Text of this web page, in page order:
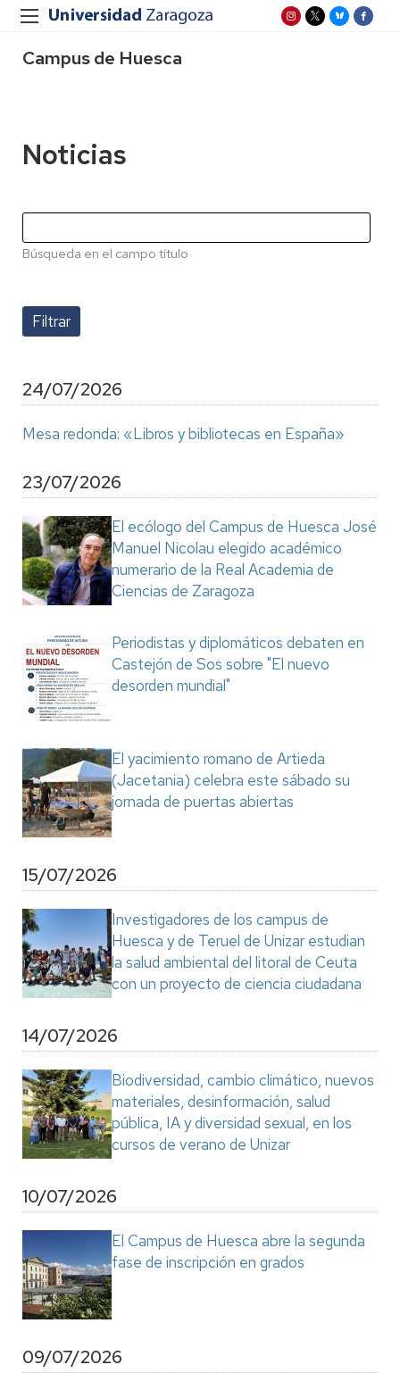
Campus de Huesca
Noticias
Búsqueda en el campo título
24/07/2026
Mesa redonda: «Libros y bibliotecas en España»
23/07/2026
El ecólogo del Campus de Huesca José
Manuel Nicolau elegido académico
numerario de la Real Academia de
Ciencias de Zaragoza
Periodistas y diplomáticos debaten en
Castejón de Sos sobre "El nuevo
desorden mundial"
El yacimiento romano de Artieda
(Jacetania) celebra este sábado su
jornada de puertas abiertas
15/07/2026
Investigadores de los campus de
Huesca y de Teruel de Unizar estudian
la salud ambiental del litoral de Ceuta
con un proyecto de ciencia ciudadana
14/07/2026
Biodiversidad, cambio climático, nuevos
materiales, desinformación, salud
pública, IA y diversidad sexual, en los
cursos de verano de Unizar
10/07/2026
El Campus de Huesca abre la segunda
fase de inscripción en grados
09/07/2026